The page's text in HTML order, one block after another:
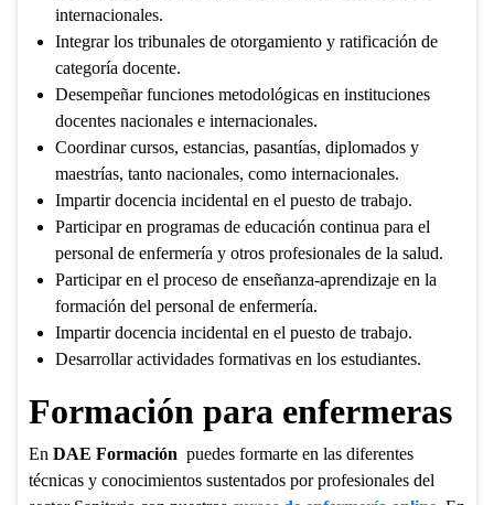
internacionales.
Integrar los tribunales de otorgamiento y ratificación de
categoría docente.
Desempeñar funciones metodológicas en instituciones
docentes nacionales e internacionales.
Coordinar cursos, estancias, pasantías, diplomados y
maestrías, tanto nacionales, como internacionales.
Impartir docencia incidental en el puesto de trabajo.
Participar en programas de educación continua para el
personal de enfermería y otros profesionales de la salud.
Participar en el proceso de enseñanza-aprendizaje en la
formación del personal de enfermería.
Impartir docencia incidental en el puesto de trabajo.
Desarrollar actividades formativas en los estudiantes.
Formación para enfermeras
En DAE Formaciónpuedes formarte en las diferentes
técnicas y conocimientos sustentados por profesionales del